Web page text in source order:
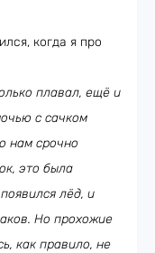
когда я про
плавал, ещё и
с сачком
нам срочно
это была
лёд, и
Но прохожие
как правило, не